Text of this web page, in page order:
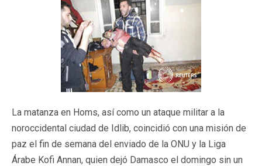
La matanza en Homs, así como un ataque militar a la
noroccidental ciudad de Idlib, coincidió con una misión de
paz el fin de semana del enviado de la ONU y la Liga
Árabe Kofi Annan, quien dejó Damasco el domingo sin un